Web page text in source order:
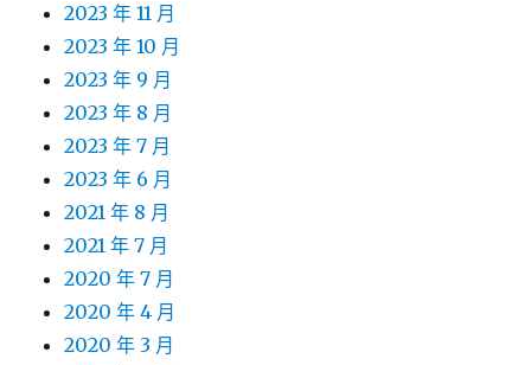
2023 年 11 月
2023 年 10 月
2023 年 9 月
2023 年 8 月
2023 年 7 月
2023 年 6 月
2021 年 8 月
2021 年 7 月
2020 年 7 月
2020 年 4 月
2020 年 3 月